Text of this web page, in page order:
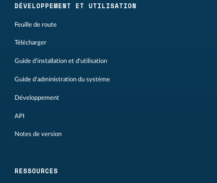
DÉVELOPPEMENT ET UTILISATION
Feuille de route
Télécharger
Guide d'installation et d'utilisation
Guide d'administration du système
Développement
API
Notes de version
RESSOURCES